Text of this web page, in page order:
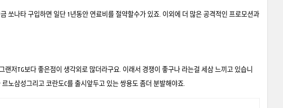
쏘나타 구입하면 일단 1년동안 연료비를 절약할수가 있죠. 이외에 더 많은 공격적인 프로모션과
저TG보다 좋은점이 생각외로 많더라구요. 이래서 경쟁이 좋구나 라는걸 세삼 느끼고 있습니
노삼성그리고 코란도C를 출시앞두고 있는 쌍용도 좀더 분발해야죠.